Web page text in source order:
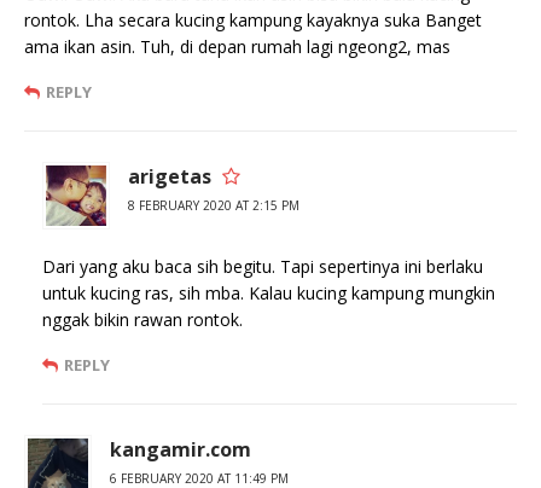
rontok. Lha secara kucing kampung kayaknya suka Banget
ama ikan asin. Tuh, di depan rumah lagi ngeong2, mas
REPLY
arigetas
8 FEBRUARY 2020 AT 2:15 PM
Dari yang aku baca sih begitu. Tapi sepertinya ini berlaku
untuk kucing ras, sih mba. Kalau kucing kampung mungkin
nggak bikin rawan rontok.
REPLY
kangamir.com
6 FEBRUARY 2020 AT 11:49 PM